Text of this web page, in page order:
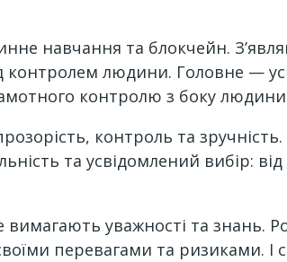
навчання та блокчейн.
контролем людини. Головне —
контролю з боку
контроль та зручність.
та усвідомлений вибір: від
вимагають уважності та знань.
перевагами та ризиками. І